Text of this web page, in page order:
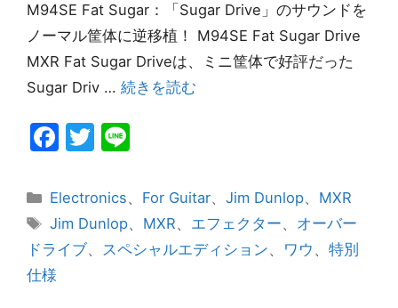
M94SE Fat Sugar：「Sugar Drive」のサウンドを
ノーマル筐体に逆移植！ M94SE Fat Sugar Drive
MXR Fat Sugar Driveは、ミニ筐体で好評だった
Sugar Driv … 続きを読む
F
c
e
b
T
itt
er
e
カ
テ
リ
ー
Electronics、 For Guitar、Jim Dunlop、 MXR
タ
グ
Jim Dunlop、 MXR、 エフェクター、 オーバー
ドライブ、 スペシャルエディション、 ワウ 、 特別
仕様